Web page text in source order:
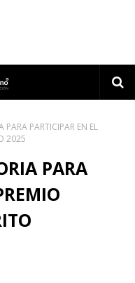
PARTICIPAR EN EL
2025
PARA